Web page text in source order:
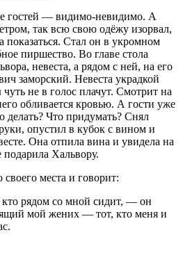
гостей — видимо-невидимо. А
так всю свою одёжу изорвал,
показаться. Стал он в укромном
пиршество. Во главе стола
невеста, а рядом с ней, на его
заморский. Невеста украдкой
чуть не в голос плачут. Смотрит на
обливается кровью. А гости уже
делать? Что придумать? Снял
опустил в кубок с вином и
Она отпила вина и увидела на
подарила Хальвору.
своего места и говорит:
рядом со мной сидит, — он
мой жених — тот, кто меня и